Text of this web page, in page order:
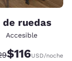
ruedas
Accesible
tachado:
Precio con
$116USD/noche